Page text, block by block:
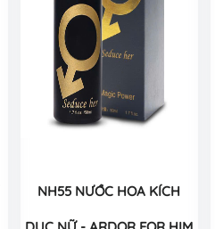
NH55 NƯỚC HOA KÍCH